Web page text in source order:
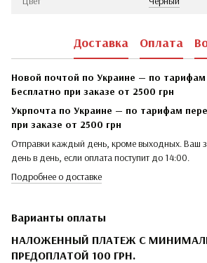
Доставка Оплата
Новой почтой по Украине — по тарифам
Бесплатно при заказе от 2500 грн
Укрпочта по Украине — по тарифам
при заказе от 2500 грн
Отправки каждый день, кроме выходных. Ваш
день в день, если оплата поступит до 14:00.
Подробнее о доставке
Варианты оплаты
НАЛОЖЕННЫЙ ПЛАТЕЖ С
ПРЕДОПЛАТОЙ 100 ГРН.